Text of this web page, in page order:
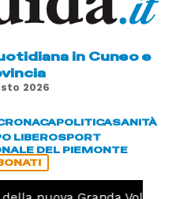
in Cuneo e
2026
POLITICASANITÀ
LIBEROSPORT
DEL PIEMONTE